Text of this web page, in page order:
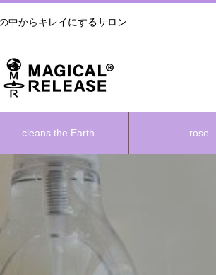
中からキレイにするサロン
cleans the Earth rose